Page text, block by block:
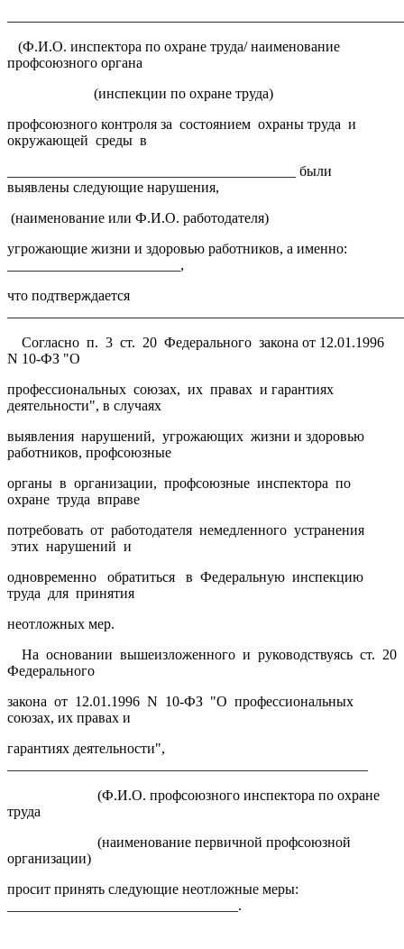
(Ф.И.О. инспектора по охране труда/ наименование
профсоюзного органа
(инспекции по охране труда)
профсоюзного контроля за состоянием охраны труда и
окружающей среды в
________________________________________ были
выявлены следующие нарушения,
(наименование или Ф.И.О. работодателя)
угрожающие жизни и здоровью работников, а именно:
________________________,
что подтверждается
Согласно п. 3 ст. 20 Федерального закона от 12.01.1996
N 10-ФЗ "О
профессиональных союзах, их правах и гарантиях
деятельности", в случаях
выявления нарушений, угрожающих жизни и здоровью
работников, профсоюзные
органы в организации, профсоюзные инспектора по
охране труда вправе
потребовать от работодателя немедленного устранения
этих нарушений и
одновременно обратиться в Федеральную инспекцию
труда для принятия
неотложных мер.
На основании вышеизложенного и руководствуясь ст. 20
Федерального
закона от 12.01.1996 N 10-ФЗ "О профессиональных
союзах, их правах и
гарантиях деятельности",
(Ф.И.О. профсоюзного инспектора по охране
труда
(наименование первичной профсоюзной
организации)
просит принять следующие неотложные меры:
________________________________.